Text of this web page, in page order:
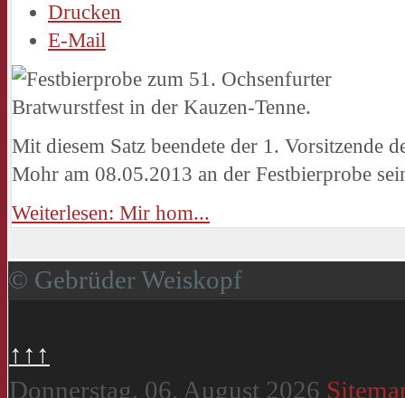
Drucken
E-Mail
Mit diesem Satz beendete der 1. Vorsitzende
Mohr am 08.05.2013 an der Festbierprobe
Weiterlesen: Mir hom...
© Gebrüder Weiskopf
↑↑↑
Donnerstag, 06. August 2026